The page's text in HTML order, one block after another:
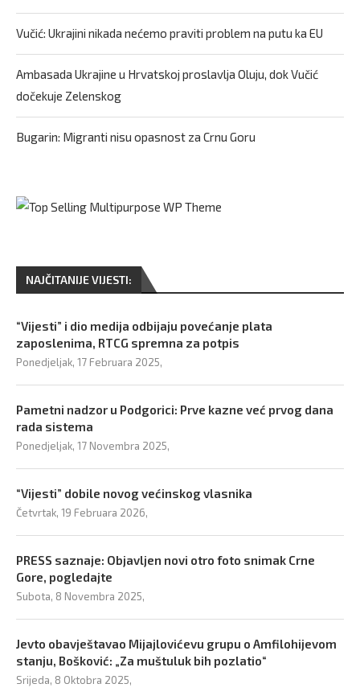
Vučić: Ukrajini nikada nećemo praviti problem na putu ka EU
Ambasada Ukrajine u Hrvatskoj proslavlja Oluju, dok Vučić
dočekuje Zelenskog
Bugarin: Migranti nisu opasnost za Crnu Goru
NAJČITANIJE VIJESTI:
“Vijesti” i dio medija odbijaju povećanje plata
zaposlenima, RTCG spremna za potpis
Ponedjeljak, 17 Februara 2025,
Pametni nadzor u Podgorici: Prve kazne već prvog dana
rada sistema
Ponedjeljak, 17 Novembra 2025,
“Vijesti” dobile novog većinskog vlasnika
Četvrtak, 19 Februara 2026,
PRESS saznaje: Objavljen novi otro foto snimak Crne
Gore, pogledajte
Subota, 8 Novembra 2025,
Jevto obavještavao Mijajlovićevu grupu o Amfilohijevom
stanju, Bošković: „Za muštuluk bih pozlatio“
Srijeda, 8 Oktobra 2025,